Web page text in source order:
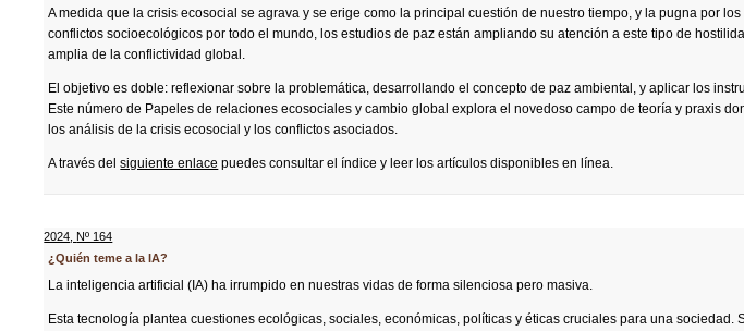
A medida que la crisis ecosocial se agrava y se erige como la principal cuestión de nuestro tiempo, y la pugna por
conflictos socioecológicos por todo el mundo, los estudios de paz están ampliando su atención a este tipo de
amplia de la conflictividad global.
El objetivo es doble: reflexionar sobre la problemática, desarrollando el concepto de paz ambiental, y aplicar los
Este número de Papeles de relaciones ecosociales y cambio global explora el novedoso campo de teoría y praxis
los análisis de la crisis ecosocial y los conflictos asociados.
A través delsiguiente enlace puedes consultar el índice y leer los artículos disponibles en línea.
2024 ,Nº 164
¿Quién teme a la IA?
La inteligencia artificial (IA) ha irrumpido en nuestras vidas de forma silenciosa pero masiva.
Esta tecnología plantea cuestiones ecológicas, sociales, económicas, políticas y éticas cruciales para una sociedad.